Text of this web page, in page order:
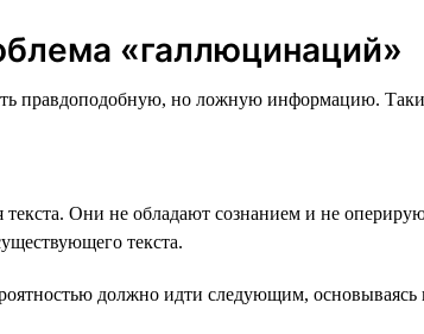
«галлюцинаций»
правдоподобную, но ложную информацию.
Они не обладают сознанием и не
текста.
должно идти следующим,